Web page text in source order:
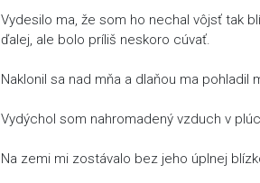
Vydesilo ma, že som ho nechal vôjsť tak
ďalej, ale bolo príliš neskoro cúvať.
Naklonil sa nad mňa a dlaňou ma
Vydýchol som nahromadený vzduch v
Na zemi mi zostávalo bez jeho úplnej